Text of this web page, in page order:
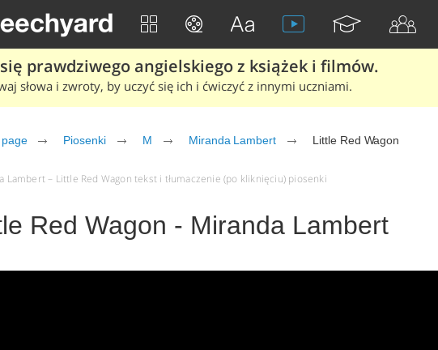
prawdziwego angielskiego z książek i filmów.
słowa i zwroty, by uczyć się ich i ćwiczyć z innymi uczniami.
Piosenki M Miranda Lambert Little Red Wagon
Lambert – Little Red Wagon tekst i tłumaczenie (po kliknięciu) piosenki
Red Wagon - Miranda Lambert